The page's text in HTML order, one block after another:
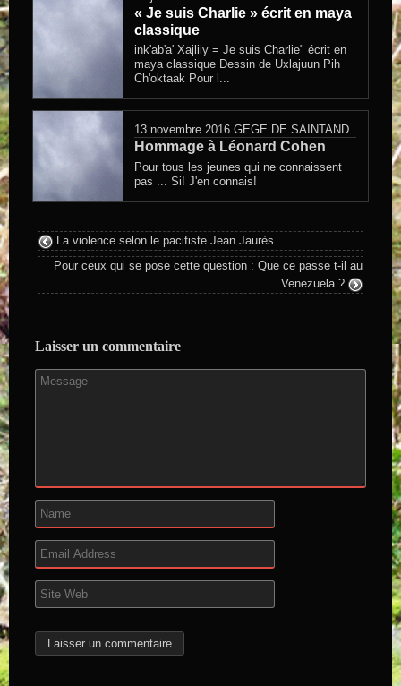
« Je suis Charlie » écrit en maya
classique
ink'ab'a' Xajliiy = Je suis Charlie" écrit en
maya classique Dessin de Uxlajuun Pih
Ch'oktaak Pour l...
13 novembre 2016 GEGE DE SAINTAND
Hommage à Léonard Cohen
Pour tous les jeunes qui ne connaissent
pas ... Si! J'en connais!
La violence selon le pacifiste Jean Jaurès
Pour ceux qui se pose cette question : Que ce passe t-il au
Venezuela ?
Laisser un commentaire